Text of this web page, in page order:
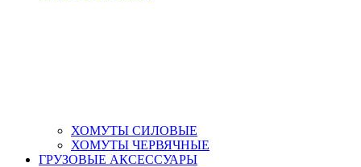
ХОМУТЫ СИЛОВЫЕ
ХОМУТЫ ЧЕРВЯЧНЫЕ
ГРУЗОВЫЕ АКСЕССУАРЫ